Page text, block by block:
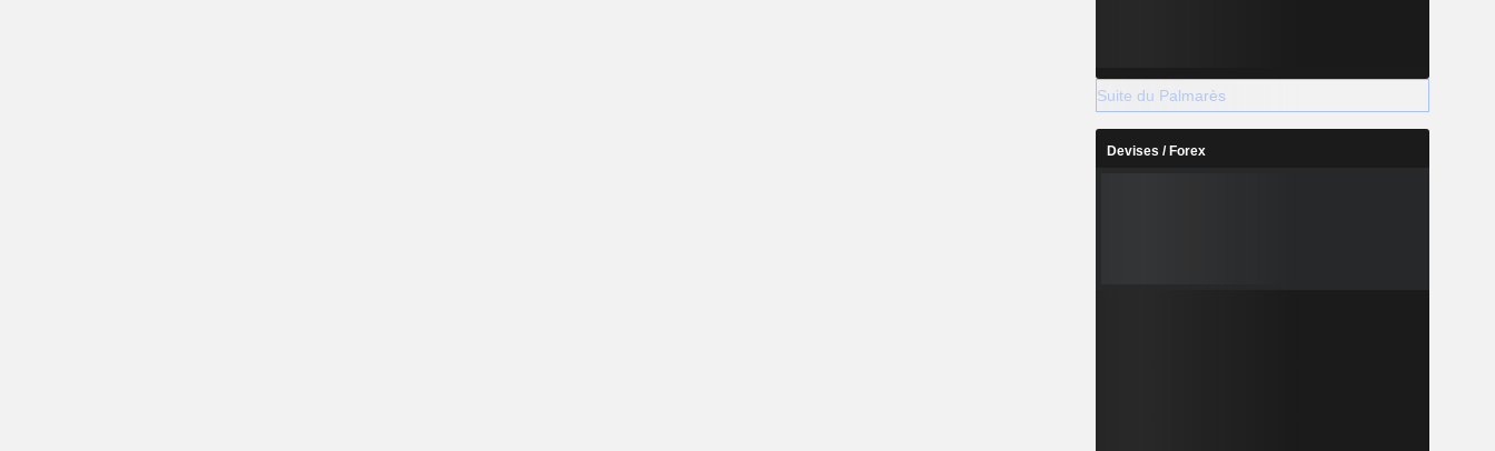
Suite du Palmarès
Devises / Forex